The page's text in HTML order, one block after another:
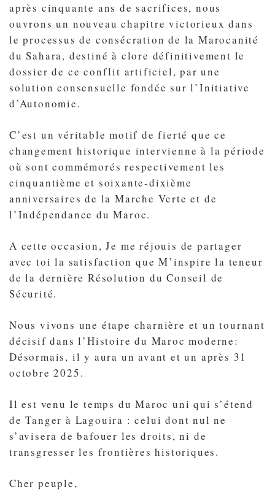
après cinquante ans de sacrifices, nous
ouvrons un nouveau chapitre victorieux dans
le processus de consécration de la Marocanité
du Sahara, destiné à clore définitivement le
dossier de ce conflit artificiel, par une
solution consensuelle fondée sur l’Initiative
d’Autonomie.
C’est un véritable motif de fierté que ce
changement historique intervienne à la période
où sont commémorés respectivement les
cinquantième et soixante-dixième
anniversaires de la Marche Verte et de
l’Indépendance du Maroc.
A cette occasion, Je me réjouis de partager
avec toi la satisfaction que M’inspire la teneur
de la dernière Résolution du Conseil de
Sécurité.
Nous vivons une étape charnière et un tournant
décisif dans l’Histoire du Maroc moderne:
Désormais, il y aura un avant et un après 31
octobre 2025.
Il est venu le temps du Maroc uni qui s’étend
de Tanger à Lagouira : celui dont nul ne
s’avisera de bafouer les droits, ni de
transgresser les frontières historiques.
Cher peuple,